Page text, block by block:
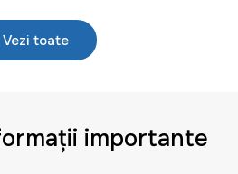
Vezi toate
importante